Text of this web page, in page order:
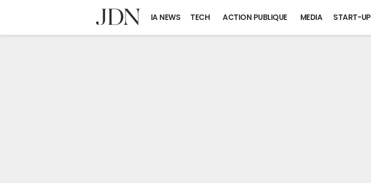
IA NEWS TECH ACTION PUBLIQUE MEDIA START-UP